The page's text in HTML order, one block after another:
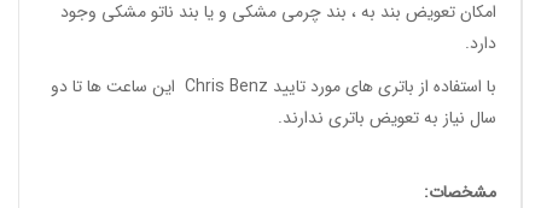
امکان تعویض بند به ، بند چرمی مشکی و یا بند ناتو مشکی وجود
دارد.
با استفاده از باتری های مورد تایید Chris Benz این ساعت ها تا دو
سال نیاز به تعویض باتری ندارند.
مشخصات: